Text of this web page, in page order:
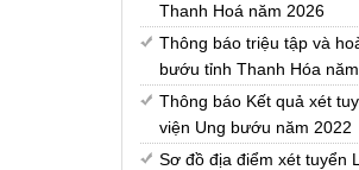
Thanh Hoá năm 2026
Thông báo triệu tập và
bướu tỉnh Thanh Hóa
Thông báo Kết quả xét
viện Ung bướu năm 2022
Sơ đồ địa điểm xét tuyển